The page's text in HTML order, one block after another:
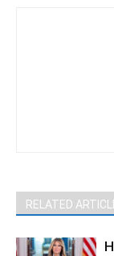
RELATED